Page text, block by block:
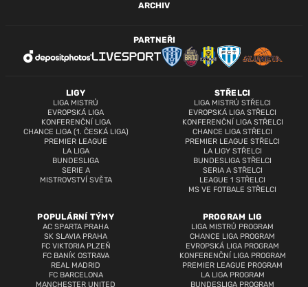
ARCHIV
LIGY
LIGA MISTRŮ
EVROPSKÁ LIGA
KONFERENČNÍ LIGA
CHANCE LIGA (1. ČESKÁ LIGA)
PREMIER LEAGUE
LA LIGA
BUNDESLIGA
SERIE A
MISTROVSTVÍ SVĚTA
STŘELCI
LIGA MISTRŮ STŘELCI
EVROPSKÁ LIGA STŘELCI
KONFERENČNÍ LIGA STŘELCI
CHANCE LIGA STŘELCI
PREMIER LEAGUE STŘELCI
LA LIGY STŘELCI
BUNDESLIGA STŘELCI
SERIA A STŘELCI
LEAGUE 1 STŘELCI
MS VE FOTBALE STŘELCI
POPULÁRNÍ TÝMY
AC SPARTA PRAHA
SK SLAVIA PRAHA
FC VIKTORIA PLZEŇ
FC BANÍK OSTRAVA
REAL MADRID
FC BARCELONA
MANCHESTER UNITED
PROGRAM LIG
LIGA MISTRŮ PROGRAM
CHANCE LIGA PROGRAM
EVROPSKÁ LIGA PROGRAM
KONFERENČNÍ LIGA PROGRAM
PREMIER LEAGUE PROGRAM
LA LIGA PROGRAM
BUNDESLIGA PROGRAM
PARTNEŘI